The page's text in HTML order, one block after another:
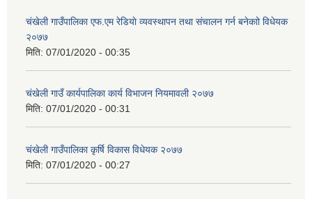
चंखेली गाउँपालिका एफ.एम रेडियाे व्यवस्थापन तथा संचालन गर्न बनेकाो विधेयक
२०७७
मिति: 07/01/2020 - 00:35
च‌ंखेली गाउँ कार्यपालिका कार्य विभाजन नियमावली २०७७
मिति: 07/01/2020 - 00:31
चंखेली गाउँपालिका कृर्षि विकास विधेयक २०७७
मिति: 07/01/2020 - 00:27